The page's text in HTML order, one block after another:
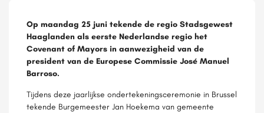
Op maandag 25 juni tekende de regio Stadsgewest
Haaglanden als eerste Nederlandse regio het
Covenant of Mayors in aanwezigheid van de
president van de Europese Commissie José Manuel
Barroso.
Tijdens deze jaarlijkse ondertekeningsceremonie in Brussel
tekende Burgemeester Jan Hoekema van gemeente